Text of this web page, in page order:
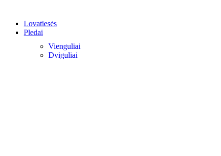
Lovatiesės
Pledai
Vienguliai
Dviguliai